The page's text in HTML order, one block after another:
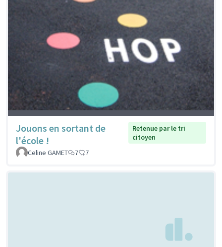
Jouons en sortant de
l'école !
Retenue par le tri
citoyen
Celine GAMET
7 7